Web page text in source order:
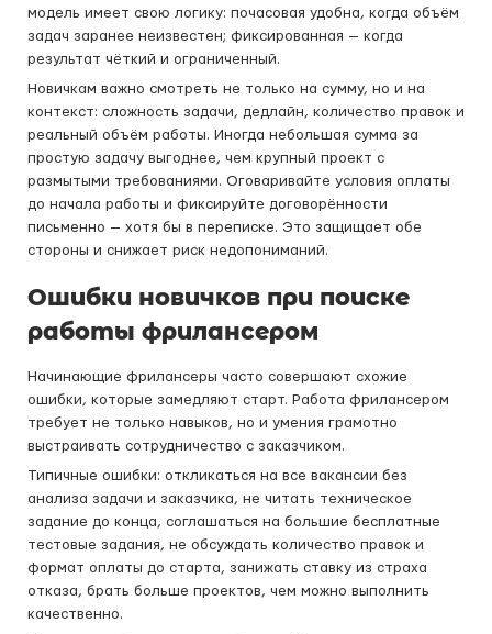
модель имеет свою логику: почасовая удобна, когда объём
задач заранее неизвестен; фиксированная — когда
результат чёткий и ограниченный.
Новичкам важно смотреть не только на сумму, но и на
контекст: сложность задачи, дедлайн, количество правок и
реальный объём работы. Иногда небольшая сумма за
простую задачу выгоднее, чем крупный проект с
размытыми требованиями. Оговаривайте условия оплаты
до начала работы и фиксируйте договорённости
письменно — хотя бы в переписке. Это защищает обе
стороны и снижает риск недопониманий.
Ошибки новичков при поиске
работы фрилансером
Начинающие фрилансеры часто совершают схожие
ошибки, которые замедляют старт. Работа фрилансером
требует не только навыков, но и умения грамотно
выстраивать сотрудничество с заказчиком.
Типичные ошибки: откликаться на все вакансии без
анализа задачи и заказчика, не читать техническое
задание до конца, соглашаться на большие бесплатные
тестовые задания, не обсуждать количество правок и
формат оплаты до старта, занижать ставку из страха
отказа, брать больше проектов, чем можно выполнить
качественно.